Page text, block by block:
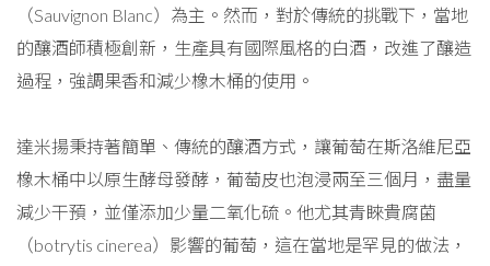
（Sauvignon Blanc）為主。然而，對於傳統的挑戰下，當地
的釀酒師積極創新，生產具有國際風格的白酒，改進了釀造
過程，強調果香和減少橡木桶的使用。
達米揚秉持著簡單、傳統的釀酒方式，讓葡萄在斯洛維尼亞
橡木桶中以原生酵母發酵，葡萄皮也泡浸兩至三個月，盡量
減少干預，並僅添加少量二氧化硫。他尤其青睞貴腐菌
（botrytis cinerea）影響的葡萄，這在當地是罕見的做法，